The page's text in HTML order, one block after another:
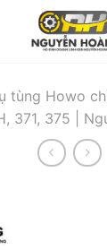
tùng Howo
371, 375 |